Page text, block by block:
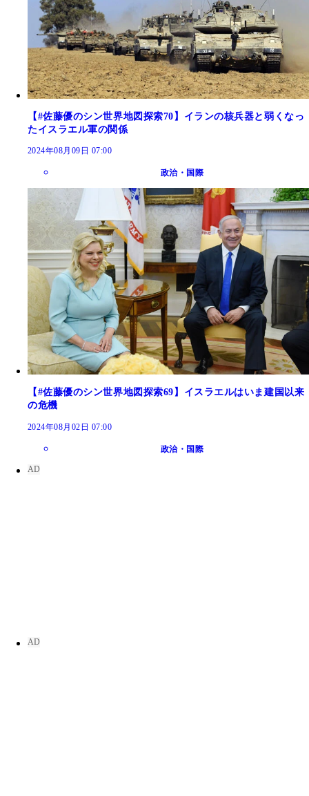
【#佐藤優のシン世界地図探索70】イランの核兵器と弱くなっ
たイスラエル軍の関係
2024年08月09日 07:00
政治・国際
【#佐藤優のシン世界地図探索69】イスラエルはいま建国以来
の危機
2024年08月02日 07:00
政治・国際